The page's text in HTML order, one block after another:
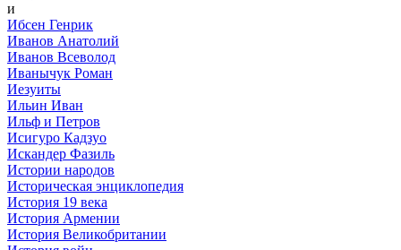
и
Ибсен Генрик
Иванов Анатолий
Иванов Всеволод
Иванычук Роман
Иезуиты
Ильин Иван
Ильф и Петров
Исигуро Кадзуо
Искандер Фазиль
Истории народов
Историческая энциклопедия
История 19 века
История Армении
История Великобритании